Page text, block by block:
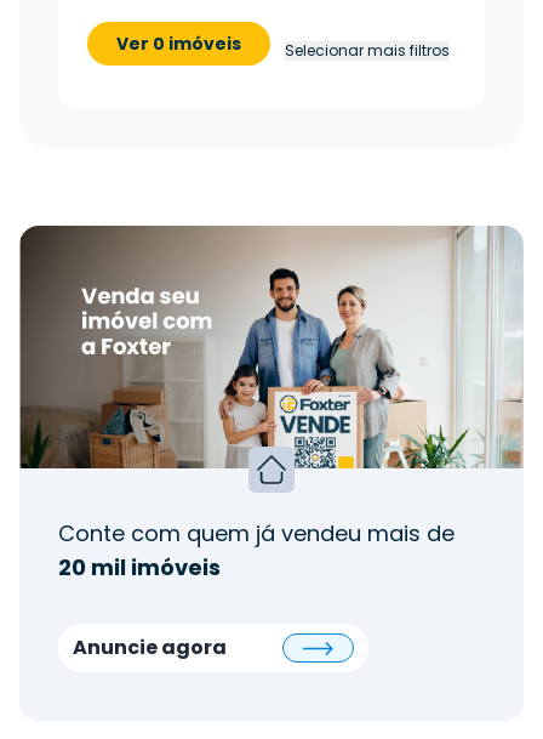
Ver 0 imóveis Selecionar mais filtros
Conte com quem já vendeu mais de
20 mil imóveis
Anuncie agora